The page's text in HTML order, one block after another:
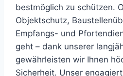
bestmöglich zu schützen.
Objektschutz,
Empfangs- und
geht – dank unserer
gewährleisten wir Ihnen
Sicherheit. Unser